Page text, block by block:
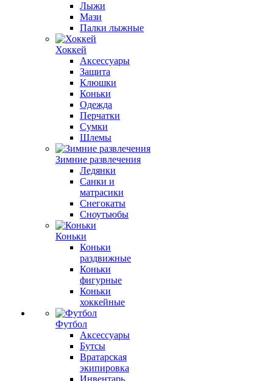
Лыжи
Мази
Палки лыжные
Хоккей
Аксессуары
Защита
Клюшки
Коньки
Одежда
Перчатки
Сумки
Шлемы
Зимние развлечения
Ледянки
Санки и
матрасики
Снегокаты
Сноутьюбы
Коньки
Коньки
раздвижные
Коньки
фигурные
Коньки
хоккейные
Футбол
Аксессуары
Бутсы
Вратарская
экипировка
Инвентарь